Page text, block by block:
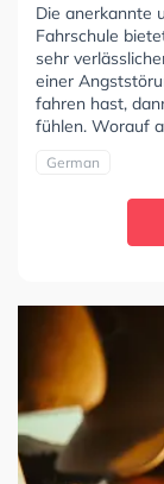
Die anerkannte
Fahrschule
sehr
einer
fahren hast,
fühlen. Worauf
German